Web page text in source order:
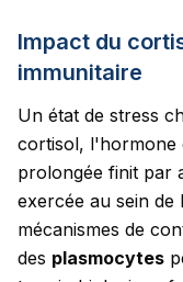
Impact du
immunitaire
Un état de stress
cortisol, l'hormone
prolongée finit par
exercée au sein de
mécanismes de
des plasmocytes